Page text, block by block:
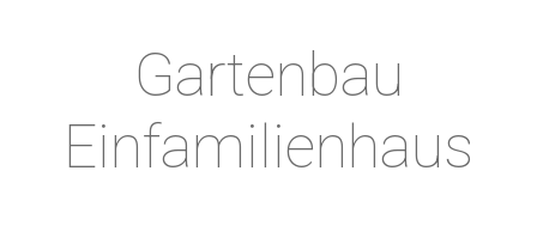
Gartenbau
Einfamilienhaus